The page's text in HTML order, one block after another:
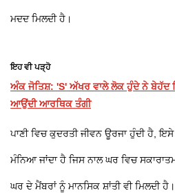
ਮਦਦ ਮਿਲਦੀ ਹੈ।
ਇਹ ਵੀ ਪੜ੍ਹੋ
ਅੰਕ ਜੋਤਿਸ਼: 'S' ਅੱਖਰ ਵਾਲੇ ਲੋਕ ਹੁੰਦੇ ਨੇ ਬੇਹੱਦ
ਆਉਂਦੀ ਆਰਥਿਕ ਤੰਗੀ
ਪਾਣੀ ਵਿਚ ਕੁਦਰਤੀ ਜੀਵਨ ਊਰਜਾ ਹੁੰਦੀ ਹੈ,
ਮੰਨਿਆ ਜਾਂਦਾ ਹੈ ਜਿਸ ਨਾਲ ਘਰ ਵਿਚ
ਘਰ ਦੇ ਮੈਂਬਰਾਂ ਨੂੰ ਮਾਨਸਿਕ ਸ਼ਾਂਤੀ ਵੀ ਮਿਲਦੀ ਹੈ।